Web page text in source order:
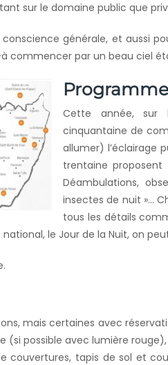
sur le domaine public que
générale, et aussi
commencer par un beau ciel
Programme
Cette année, sur
cinquantaine de
allumer) l’éclairage
trentaine
Déambulations,
insectes de nuit »…
tous les détails
le Jour de la Nuit, on
mais certaines avec
possible avec lumière
couvertures, tapis de sol et